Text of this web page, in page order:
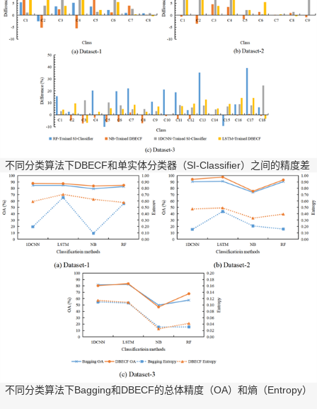
不同分类算法下DBECF和单实体分类器（SI-Classifier）之间的精度差
不同分类算法下Bagging和DBECF的总体精度（OA）和熵（Entropy）